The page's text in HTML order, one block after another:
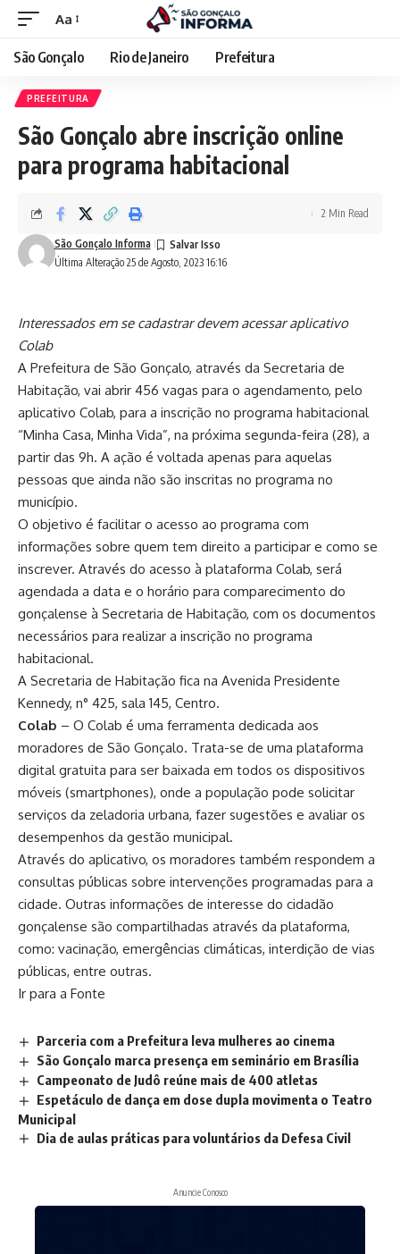
Aa
São Gonçalo Rio de Janeiro Prefeitura
PREFEITURA
São Gonçalo abre inscrição online
para programa habitacional
Última Alteração 25 de Agosto, 2023 16:16
São Gonçalo Informa
2 Min Read
Interessados em se cadastrar devem acessar aplicativo
Colab
A Prefeitura de São Gonçalo, através da Secretaria de
Habitação, vai abrir 456 vagas para o agendamento, pelo
aplicativo Colab, para a inscrição no programa habitacional
“Minha Casa, Minha Vida”, na próxima segunda-feira (28), a
partir das 9h. A ação é voltada apenas para aquelas
pessoas que ainda não são inscritas no programa no
município.
O objetivo é facilitar o acesso ao programa com
informações sobre quem tem direito a participar e como se
inscrever. Através do acesso à plataforma Colab, será
agendada a data e o horário para comparecimento do
gonçalense à Secretaria de Habitação, com os documentos
necessários para realizar a inscrição no programa
habitacional.
A Secretaria de Habitação fica na Avenida Presidente
Kennedy, n° 425, sala 145, Centro.
Colab – O Colab é uma ferramenta dedicada aos
moradores de São Gonçalo. Trata-se de uma plataforma
digital gratuita para ser baixada em todos os dispositivos
móveis (smartphones), onde a população pode solicitar
serviços da zeladoria urbana, fazer sugestões e avaliar os
desempenhos da gestão municipal.
Através do aplicativo, os moradores também respondem a
consultas públicas sobre intervenções programadas para a
cidade. Outras informações de interesse do cidadão
gonçalense são compartilhadas através da plataforma,
como: vacinação, emergências climáticas, interdição de vias
públicas, entre outras.
Ir para a Fonte
Parceria com a Prefeitura leva mulheres ao cinema
São Gonçalo marca presença em seminário em Brasília
Campeonato de Judô reúne mais de 400 atletas
Espetáculo de dança em dose dupla movimenta o Teatro
Municipal
Dia de aulas práticas para voluntários da Defesa Civil
Anuncie Conosco